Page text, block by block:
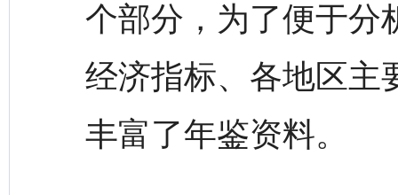
个部分，为了便于分
经济指标、各地区主
丰富了年鉴资料。